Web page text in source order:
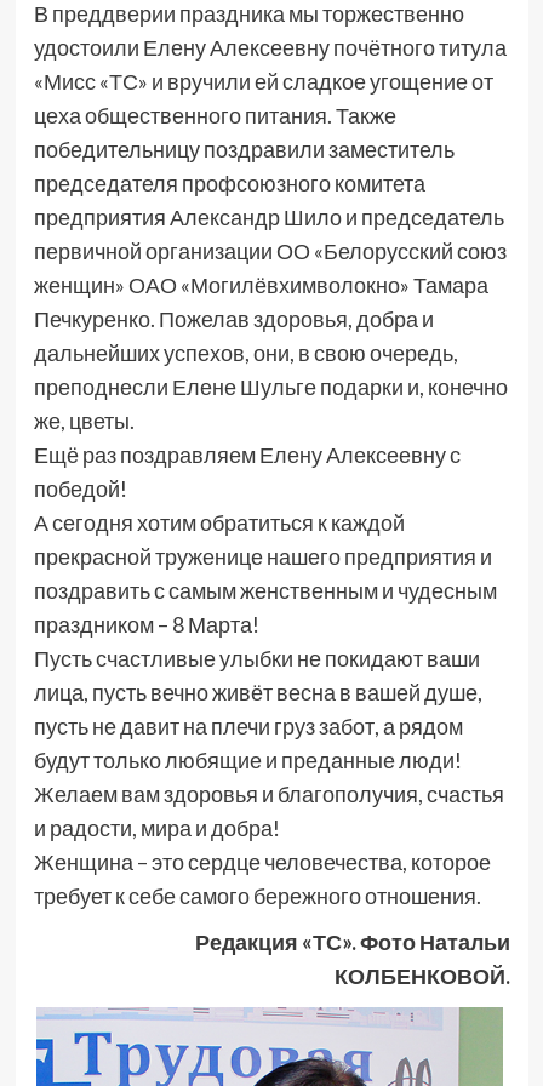
В преддверии праздника мы торжественно
удостоили Елену Алексеевну почётного титула
«Мисс «ТС» и вручили ей сладкое угощение от
цеха общественного питания. Также
победительницу поздравили заместитель
председателя профсоюзного комитета
предприятия Александр Шило и председатель
первичной организации ОО «Белорусский союз
женщин» ОАО «Могилёвхимволокно» Тамара
Печкуренко. Пожелав здоровья, добра и
дальнейших успехов, они, в свою очередь,
преподнесли Елене Шульге подарки и, конечно
же, цветы.
Ещё раз поздравляем Елену Алексеевну с
победой!
А сегодня хотим обратиться к каждой
прекрасной труженице нашего предприятия и
поздравить с самым женственным и чудесным
праздником – 8 Марта!
Пусть счастливые улыбки не покидают ваши
лица, пусть вечно живёт весна в вашей душе,
пусть не давит на плечи груз забот, а рядом
будут только любящие и преданные люди!
Желаем вам здоровья и благополучия, счастья
и радости, мира и добра!
Женщина – это сердце человечества, которое
требует к себе самого бережного отношения.
Редакция «ТС». Фото Натальи
КОЛБЕНКОВОЙ.